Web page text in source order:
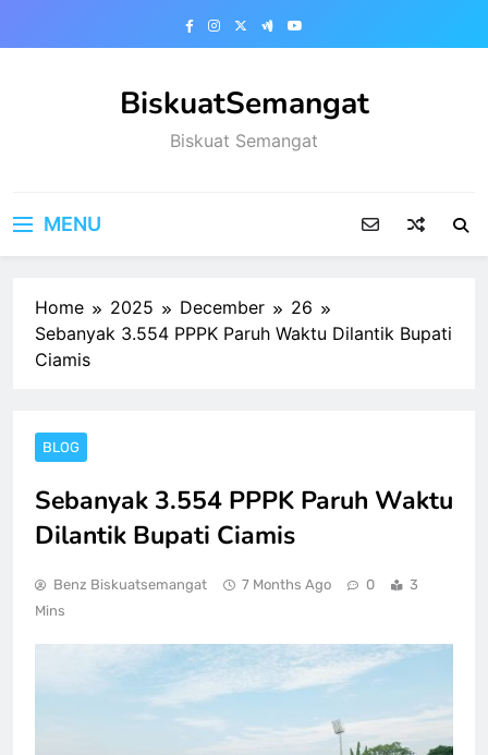
BiskuatSemangat
Biskuat Semangat
MENU
Home 2025 December
26
Sebanyak 3.554 PPPK Paruh Waktu Dilantik Bupati
Ciamis
BLOG
Sebanyak 3.554 PPPK Paruh Waktu
Dilantik Bupati Ciamis
Benz Biskuatsemangat 7 Months Ago 0
3
Mins